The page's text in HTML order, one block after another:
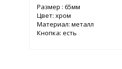
Размер : 65мм
Цвет: хром
Материал: металл
Кнопка: есть